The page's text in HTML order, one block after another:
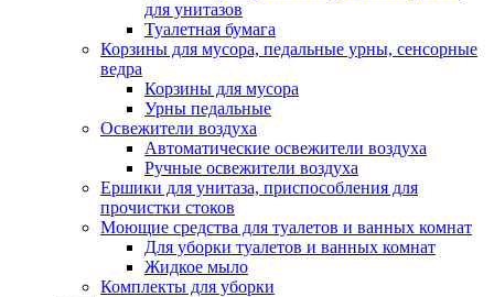
для унитазов
Туалетная бумага
Корзины для мусора, педальные урны, сенсорные
ведра
Корзины для мусора
Урны педальные
Освежители воздуха
Автоматические освежители воздуха
Ручные освежители воздуха
Ершики для унитаза, приспособления для
прочистки стоков
Моющие средства для туалетов и ванных комнат
Для уборки туалетов и ванных комнат
Жидкое мыло
Комплекты для уборки